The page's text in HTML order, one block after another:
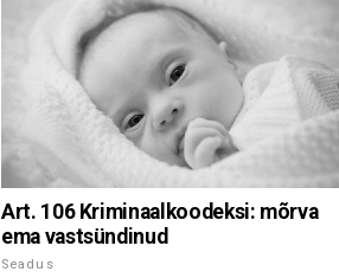
Art. 106 Kriminaalkoodeksi: mõrva
ema vastsündinud
Seadus